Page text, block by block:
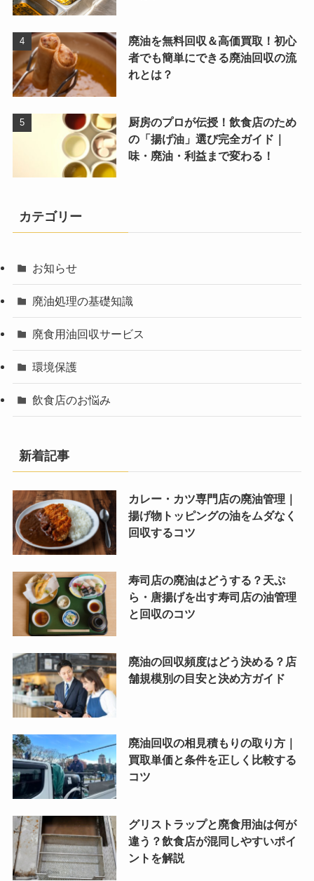
廃油を無料回収＆高価買取！初心
者でも簡単にできる廃油回収の流
れとは？
厨房のプロが伝授！飲食店のため
の「揚げ油」選び完全ガイド｜
味・廃油・利益まで変わる！
カテゴリー
お知らせ
廃油処理の基礎知識
廃食用油回収サービス
環境保護
飲食店のお悩み
新着記事
カレー・カツ専門店の廃油管理｜
揚げ物トッピングの油をムダなく
回収するコツ
寿司店の廃油はどうする？天ぷ
ら・唐揚げを出す寿司店の油管理
と回収のコツ
廃油の回収頻度はどう決める？店
舗規模別の目安と決め方ガイド
廃油回収の相見積もりの取り方｜
買取単価と条件を正しく比較する
コツ
グリストラップと廃食用油は何が
違う？飲食店が混同しやすいポイ
ントを解説